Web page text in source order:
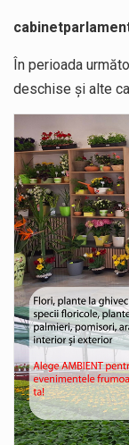
În perioada
deschise și alte